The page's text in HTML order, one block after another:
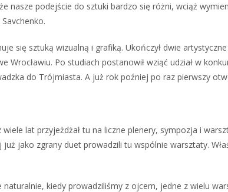
nasze podejście do sztuki bardzo się różni, wciąż
się sztuką wizualną i grafiką. Ukończył dwie
Wrocławiu. Po studiach postanowił wziąć udział w
do Trójmiasta. A już rok poźniej po raz pierwszy
lat przyjeżdżał tu na liczne plenery, sympozja i
jako zgrany duet prowadzili tu wspólnie warsztaty.
naturalnie, kiedy prowadziliśmy z ojcem, jedne z wielu